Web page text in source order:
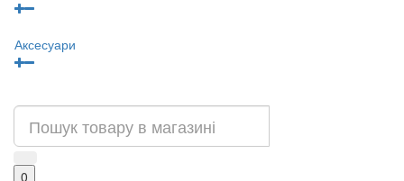
Аксесуари
0